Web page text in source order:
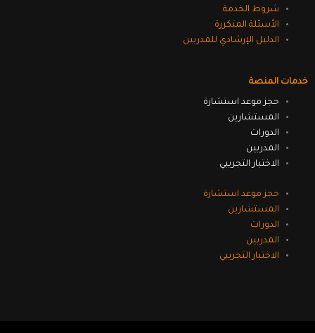
شروط الخدمة
الأسئلة المتكررة
الدليل الإرشادي للمدربين
خدمات المنصة
حجز موعد استشارة
المستشارين
الدورات
المدربين
الاختبار التجريبي
حجز موعد استشارة
المستشارين
الدورات
المدربين
الاختبار التجريبي